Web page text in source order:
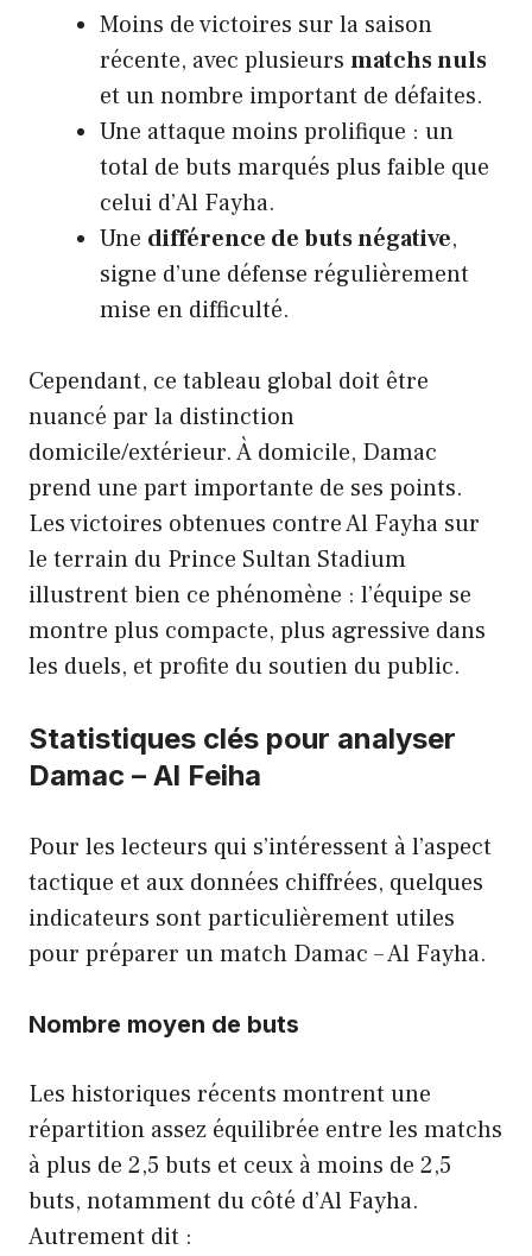
Moins de victoires sur la saison
récente, avec plusieurs matchs nuls
et un nombre important de défaites.
Une attaque moins prolifique : un
total de buts marqués plus faible que
celui d’Al Fayha.
Une différence de buts négative,
signe d’une défense régulièrement
mise en difficulté.
Cependant, ce tableau global doit être
nuancé par la distinction
domicile/extérieur. À domicile, Damac
prend une part importante de ses points.
Les victoires obtenues contre Al Fayha sur
le terrain du Prince Sultan Stadium
illustrent bien ce phénomène : l’équipe se
montre plus compacte, plus agressive dans
les duels, et profite du soutien du public.
Statistiques clés pour analyser
Damac – Al Feiha
Pour les lecteurs qui s’intéressent à l’aspect
tactique et aux données chiffrées, quelques
indicateurs sont particulièrement utiles
pour préparer un match Damac – Al Fayha.
Nombre moyen de buts
Les historiques récents montrent une
répartition assez équilibrée entre les matchs
à plus de 2,5 buts et ceux à moins de 2,5
buts, notamment du côté d’Al Fayha.
Autrement dit :